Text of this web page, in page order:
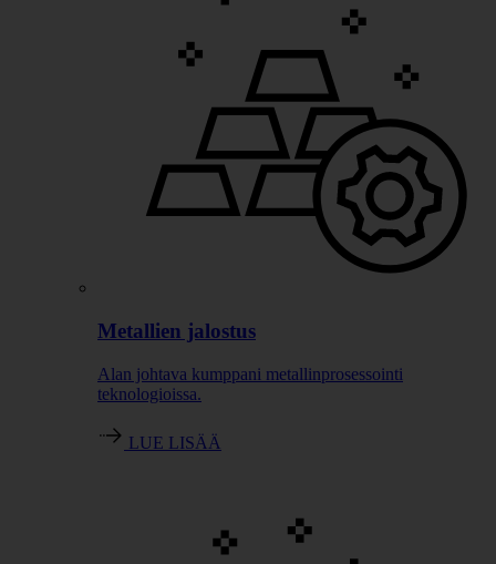
Metallien jalostus
Alan johtava kumppani metallinprosessointi
teknologioissa.
LUE LISÄÄ